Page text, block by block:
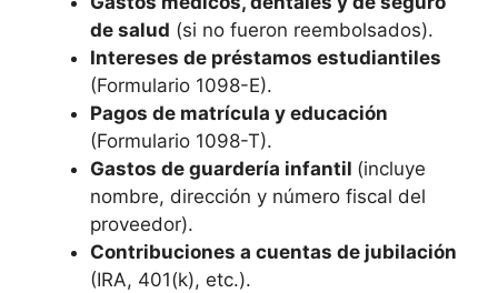
de salud (si no fueron reembolsados).
Intereses de préstamos estudiantiles
(Formulario 1098-E).
Pagos de matrícula y educación
(Formulario 1098-T).
Gastos de guardería infantil (incluye
nombre, dirección y número fiscal del
proveedor).
Contribuciones a cuentas de jubilación
(IRA, 401(k), etc.).